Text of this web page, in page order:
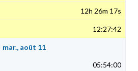
12h 26m 17s
12:27:42
mar., août 11
05:54:00